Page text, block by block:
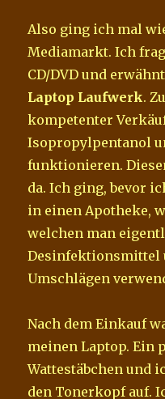
Also ging ich mal
Mediamarkt. Ich
CD/DVD und
Laptop Laufwerk.
kompetenter
Isopropylpentanol
funktionieren.
da. Ich ging, bevor
in einen Apotheke,
welchen man
Desinfektionsmittel
Umschlägen
Nach dem Einkauf
meinen Laptop. Ein
Wattestäbchen und
den Tonerkopf auf.